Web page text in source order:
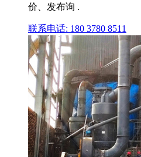
价、发布询 .
联系电话: 180 3780 8511